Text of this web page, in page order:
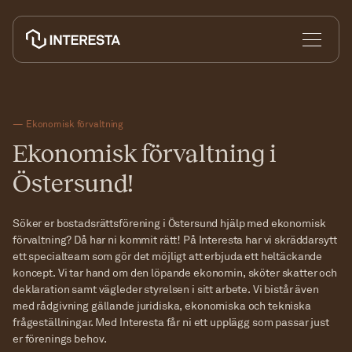
Ombildning till bostadsrätt
Nyproduktion
Ekonomisk förvaltning
Jag vill ombilda
— Ekonomisk förvaltning
Ekonomisk förvaltning i
Östersund!
Söker er bostadsrättsförening i Östersund hjälp med ekonomisk
förvaltning? Då har ni kommit rätt! På Interesta har vi skräddarsytt
ett specialteam som gör det möjligt att erbjuda ett heltäckande
koncept. Vi tar hand om den löpande ekonomin, sköter skatter och
deklaration samt vägleder styrelsen i sitt arbete. Vi bistår även
med rådgivning gällande juridiska, ekonomiska och tekniska
frågeställningar. Med Interesta får ni ett upplägg som passar just
er förenings behov.